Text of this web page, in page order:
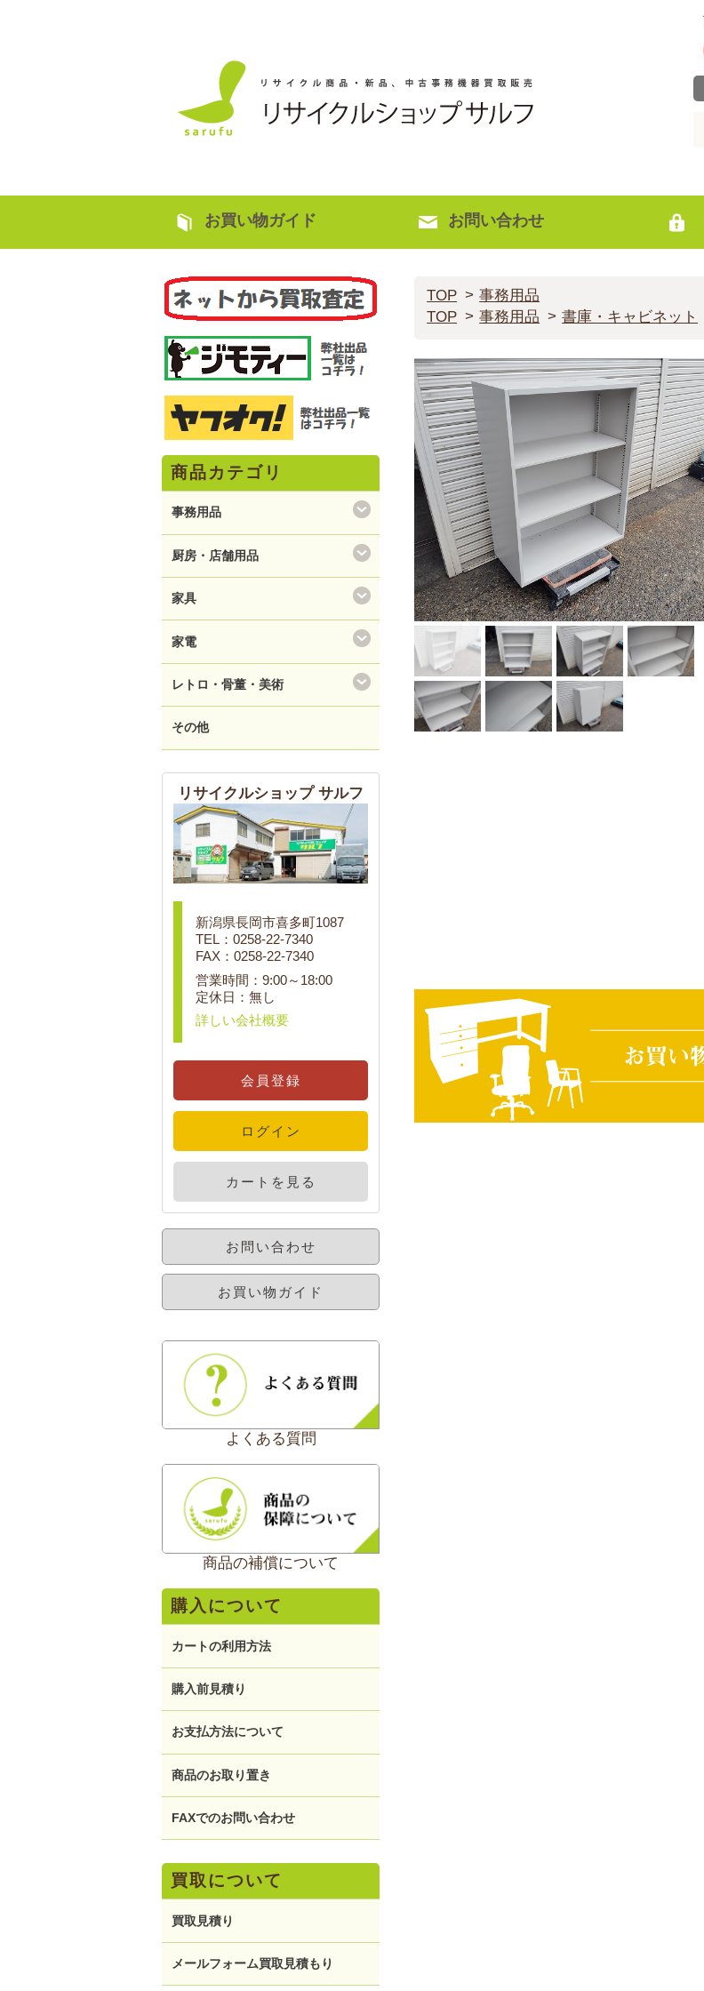
お買い物ガイド お問い合わせ
TOP
事務用品
TOP
事務用品 書庫・キャビネット
商品カテゴリ
事務用品
厨房・店舗用品
家具
家電
レトロ・骨董・美術
その他
リサイクルショップ サルフ
新潟県長岡市喜多町1087
TEL：0258-22-7340
FAX：0258-22-7340
営業時間：9:00～18:00
定休日：無し
詳しい会社概要
会員登録
ログイン
カートを見る
お問い合わせ
お買い物ガイド
よくある質問
商品の補償について
購入について
カートの利用方法
購入前見積り
お支払方法について
商品のお取り置き
FAXでのお問い合わせ
買取について
買取見積り
メールフォーム買取見積もり